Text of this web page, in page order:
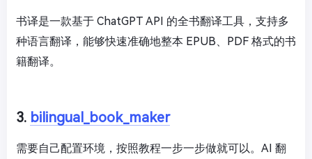
书译是一款基于 ChatGPT API 的全书翻译工具，支持多
种语言翻译，能够快速准确地整本 EPUB、PDF 格式的书
籍翻译。
3. bilingual_book_maker
需要自己配置环境，按照教程一步一步做就可以。AI 翻